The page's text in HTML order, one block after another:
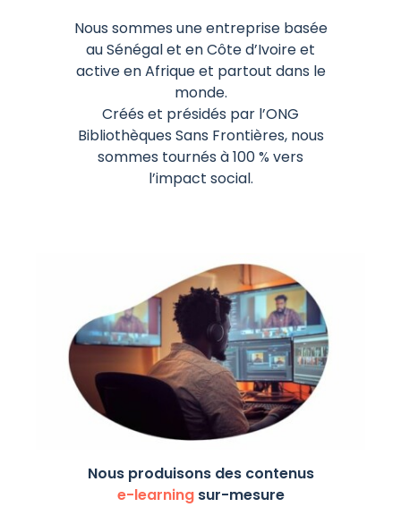
Nous sommes une entreprise basée
au Sénégal et en Côte d’Ivoire et
active en Afrique et partout dans le
monde.
Créés et présidés par l’ONG
Bibliothèques Sans Frontières, nous
sommes tournés à 100 % vers
l’impact social.
Nous produisons des contenus
e-learningsur-mesure